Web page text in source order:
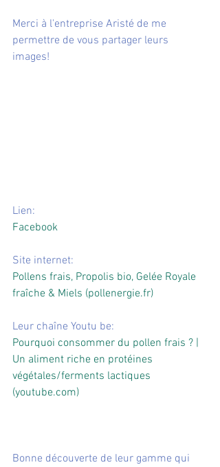
Merci à l'entreprise Aristé de me
permettre de vous partager leurs
images!
Lien:
Facebook
Site internet:
Pollens frais, Propolis bio, Gelée Royale
fraîche & Miels (pollenergie.fr)
Leur chaîne Youtu be:
Pourquoi consommer du pollen frais ? |
Un aliment riche en protéines
végétales/ferments lactiques
(youtube.com)
Bonne découverte de leur gamme qui